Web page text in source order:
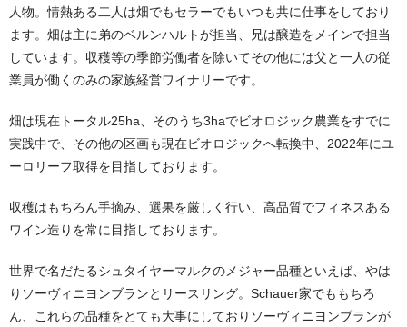
人物。情熱ある二人は畑でもセラーでもいつも共に仕事をしており
ます。畑は主に弟のベルンハルトが担当、兄は醸造をメインで担当
しています。収穫等の季節労働者を除いてその他には父と一人の従
業員が働くのみの家族経営ワイナリーです。
畑は現在トータル25ha、そのうち3haでビオロジック農業をすでに
実践中で、その他の区画も現在ビオロジックへ転換中、2022年にユ
ーロリーフ取得を目指しております。
収穫はもちろん手摘み、選果を厳しく行い、高品質でフィネスある
ワイン造りを常に目指しております。
世界で名だたるシュタイヤーマルクのメジャー品種といえば、やは
りソーヴィニヨンブランとリースリング。Schauer家でももちろ
ん、これらの品種をとても大事にしておりソーヴィニヨンブランが